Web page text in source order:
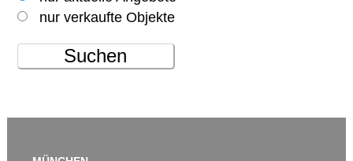
nur verkaufte Objekte
Suchen